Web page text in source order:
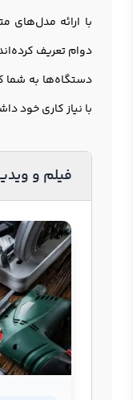
با ارائه مدل‌های
دوام تعریف
دستگاه‌ها به شما
با نیاز کاری خود
فیلم و